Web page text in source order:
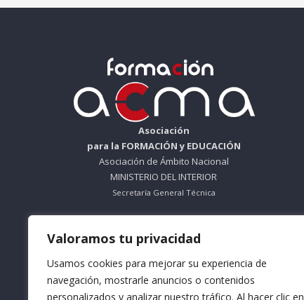
Valoramos tu privacidad
Usamos cookies para mejorar su experiencia de
navegación, mostrarle anuncios o contenidos
personalizados y analizar nuestro tráfico. Al hacer clic en
Asociación
para la FORMACIÓN y EDUCACIÓN
Asociación de Ámbito Nacional
MINISTERIO DEL INTERIOR
Secretaría General Técnica
Nº Registro 612695
Teléfono: 953 56 83 66
Horario Mañana: De Lunes a Viernes